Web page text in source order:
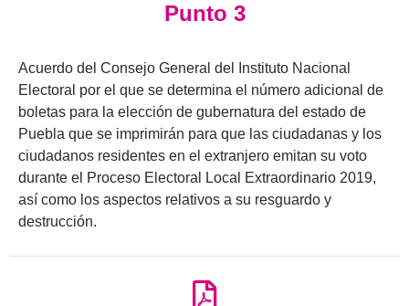
Punto 3
Acuerdo del Consejo General del Instituto Nacional
Electoral por el que se determina el número adicional de
boletas para la elección de gubernatura del estado de
Puebla que se imprimirán para que las ciudadanas y los
ciudadanos residentes en el extranjero emitan su voto
durante el Proceso Electoral Local Extraordinario 2019,
así como los aspectos relativos a su resguardo y
destrucción.